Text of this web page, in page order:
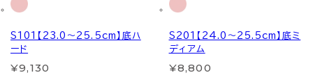
S101【23.0～25.5cm】底ハ
ード
¥9,130
S201【24.0～25.5cm】底ミ
ディアム
¥8,800